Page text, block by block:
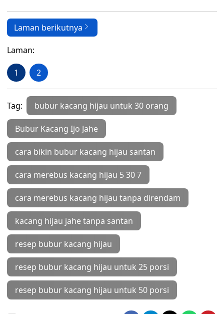
Laman berikutnya
Laman:
1 2
Tag: bubur kacang hijau untuk 30 orang
Bubur Kacang Ijo Jahe
cara bikin bubur kacang hijau santan
cara merebus kacang hijau 5 30 7
cara merebus kacang hijau tanpa direndam
kacang hijau jahe tanpa santan
resep bubur kacang hijau
resep bubur kacang hijau untuk 25 porsi
resep bubur kacang hijau untuk 50 porsi